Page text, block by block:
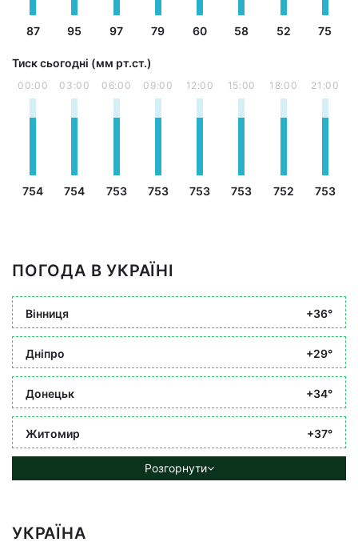
87 95 97 79 60 58 52 75
Тиск сьогодні (мм рт.ст.)
00:00
754
03:00
754
06:00
753
09:00
753
12:00
753
15:00
753
18:00
752
21:00
753
ПОГОДА В УКРАЇНІ
Вінниця +36°
Дніпро +29°
Донецьк +34°
Житомир +37°
Розгорнути
УКРАЇНА